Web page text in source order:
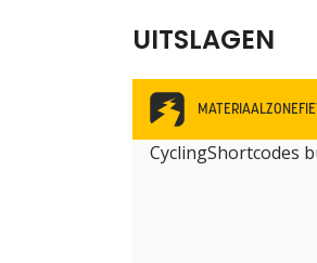
UITSLAGEN